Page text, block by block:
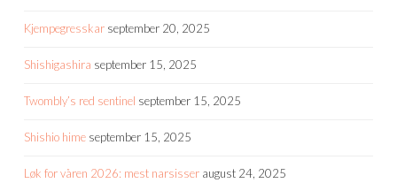
Kjempegresskar september 20, 2025
Shishigashira september 15, 2025
Twombly’s red sentinel september 15, 2025
Shishio hime september 15, 2025
Løk for våren 2026: mest narsisser august 24, 2025